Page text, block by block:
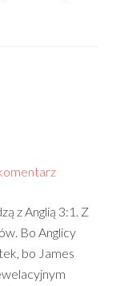
z Anglią 3:1. Z
Bo Anglicy
bo James